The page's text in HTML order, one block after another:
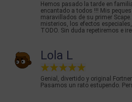
Hemos pasado la tarde en
encantado a todos !!! Mis
maravillados de su primer
misterios, los efectos
TODO. Sin duda repetiremos e
Lola L
Genial, divertido y original
Pasamos un rato estupendo.